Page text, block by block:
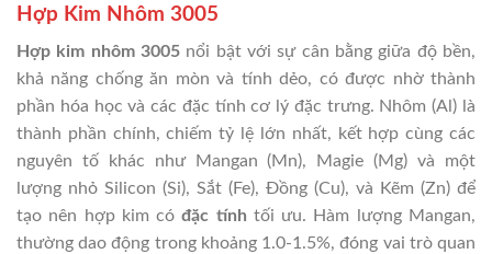
Hợp Kim Nhôm 3005
Hợp kim nhôm 3005 nổi bật với sự cân bằng giữa độ bền,
khả năng chống ăn mòn và tính dẻo, có được nhờ thành
phần hóa học và các đặc tính cơ lý đặc trưng. Nhôm (Al) là
thành phần chính, chiếm tỷ lệ lớn nhất, kết hợp cùng các
nguyên tố khác như Mangan (Mn), Magie (Mg) và một
lượng nhỏ Silicon (Si), Sắt (Fe), Đồng (Cu), và Kẽm (Zn) để
tạo nên hợp kim cóđặc tính tối ưu. Hàm lượng Mangan,
thường dao động trong khoảng 1.0-1.5%, đóng vai trò quan